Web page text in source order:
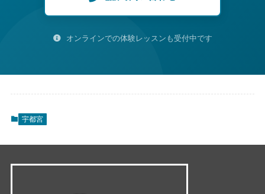
オンラインでの体験レッスンも受付中です
宇都宮